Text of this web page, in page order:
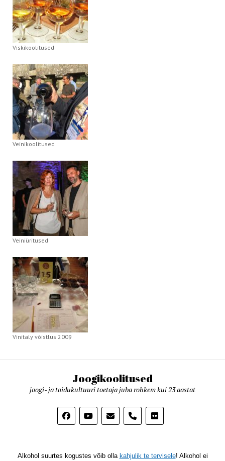
Viskikoolitused
Veinikoolitused
Veiniüritused
Vinitaly võistlus 2009
Joogikoolitused
joogi- ja toidukultuuri toetaja juba rohkem kui 23 aastat
phone
Alkohol suurtes kogustes võib olla kahjulik te tervisele! Alkohol ei